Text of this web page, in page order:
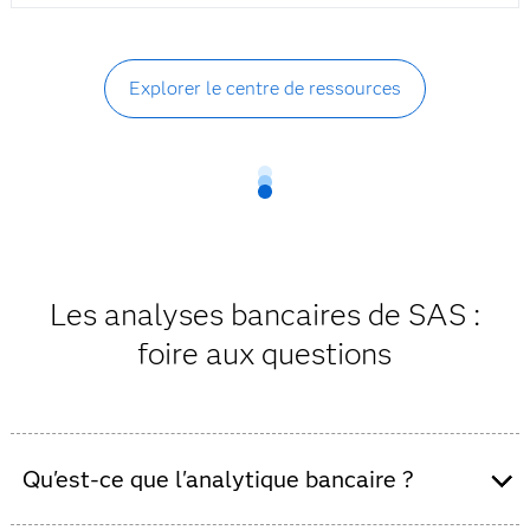
Explorer le centre de ressources
Les analyses bancaires de SAS :
foire aux questions
Qu'est-ce que l'analytique bancaire ?